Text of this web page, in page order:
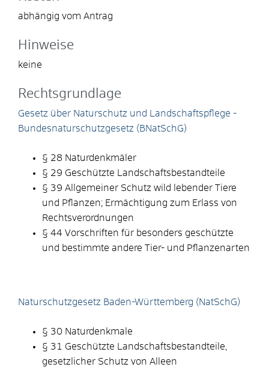
abhängig vom Antrag
Hinweise
keine
Rechtsgrundlage
Gesetz über Naturschutz und Landschaftspflege -
Bundesnaturschutzgesetz (BNatSchG)
§ 28 Naturdenkmäler
§ 29 Geschützte Landschaftsbestandteile
§ 39 Allgemeiner Schutz wild lebender Tiere
und Pflanzen; Ermächtigung zum Erlass von
Rechtsverordnungen
§ 44 Vorschriften für besonders geschützte
und bestimmte andere Tier- und Pflanzenarten
Naturschutzgesetz Baden-Württemberg (NatSchG)
§ 30 Naturdenkmale
§ 31 Geschützte Landschaftsbestandteile,
gesetzlicher Schutz von Alleen